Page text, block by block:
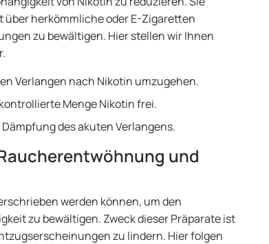
über herkömmliche oder E-Zigaretten
zu bewältigen. Hier stellen wir Ihnen
Verlangen nach Nikotin umzugehen.
Menge Nikotin frei.
des akuten Verlangens.
und
werden können, um den
zu bewältigen. Zweck dieser Präparate ist
zu lindern. Hier folgen